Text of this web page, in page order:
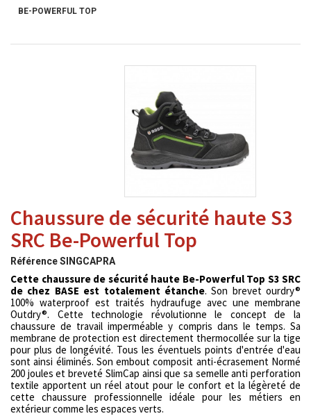
BE-POWERFUL TOP
Chaussure de sécurité haute S3
SRC Be-Powerful Top
RéférenceSINGCAPRA
Cette chaussure de sécurité haute Be-Powerful Top S3 SRC
de chez BASE est totalement étanche. Son brevet ourdry®
100% waterproof est traités hydraufuge avec une membrane
Outdry®. Cette technologie révolutionne le concept de la
chaussure de travail imperméable y compris dans le temps. Sa
membrane de protection est directement thermocollée sur la tige
pour plus de longévité. Tous les éventuels points d'entrée d'eau
sont ainsi éliminés. Son embout composit anti-écrasement Normé
200 joules et breveté SlimCap ainsi que sa semelle anti perforation
textile apportent un réel atout pour le confort et la légèreté de
cette chaussure professionnelle idéale pour les métiers en
extérieur comme les espaces verts.